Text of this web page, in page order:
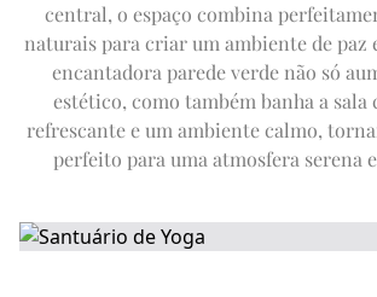
central, o espaço combina
naturais para criar um ambiente de paz
encantadora parede verde não só
estético, como também banha a sala
refrescante e um ambiente calmo,
perfeito para uma atmosfera serena